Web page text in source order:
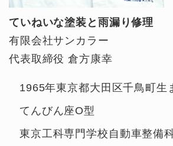
ていねいな塗装と雨漏り修理
有限会社サンカラー
代表取締役 倉方康幸
1965年東京都大田区千鳥町生
てんびん座O型
東京工科専門学校自動車整備